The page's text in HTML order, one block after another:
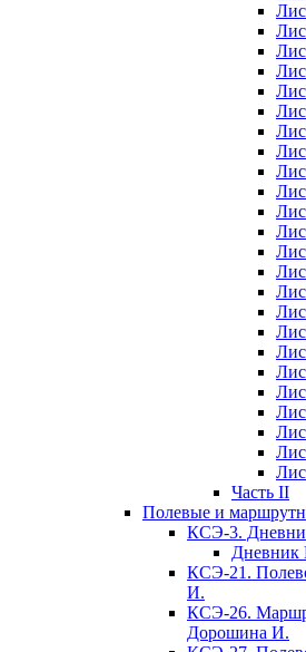
Часть II
Полевые и
КСЭ-3.
КСЭ-21.
И.
КСЭ-26.
Дорошина И.